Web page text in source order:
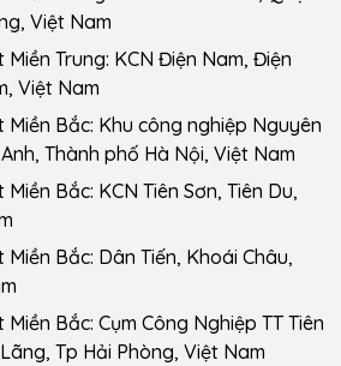
Việt Nam
Trung: KCN Điện Nam, Điện
Việt Nam
Bắc: Khu công nghiệp Nguyên
Thành phố Hà Nội, Việt Nam
Bắc: KCN Tiên Sơn, Tiên Du,
Bắc: Dân Tiến, Khoái Châu,
Bắc: Cụm Công Nghiệp TT Tiên
Tp Hải Phòng, Việt Nam